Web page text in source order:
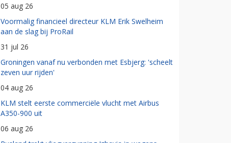
05 aug 26
Voormalig financieel directeur KLM Erik Swelheim
aan de slag bij ProRail
31 jul 26
Groningen vanaf nu verbonden met Esbjerg: 'scheelt
zeven uur rijden'
04 aug 26
KLM stelt eerste commerciële vlucht met Airbus
A350-900 uit
06 aug 26